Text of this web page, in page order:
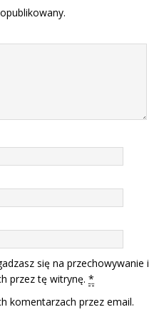
się na przechowywanie i
przez tę witrynę. *
komentarzach przez email.